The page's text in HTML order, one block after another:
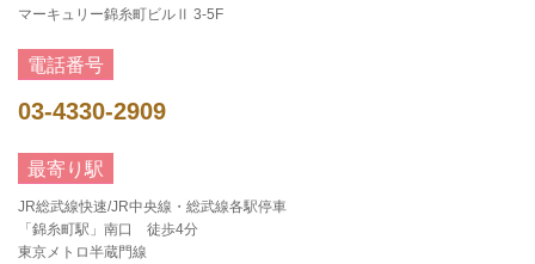
マーキュリー錦糸町ビルⅡ 3-5F
電話番号
03-4330-2909
最寄り駅
JR総武線快速/JR中央線・総武線各駅停車
「錦糸町駅」南口 徒歩4分
東京メトロ半蔵門線